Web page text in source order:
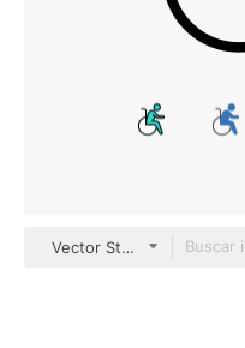
Vector Stall Lineal